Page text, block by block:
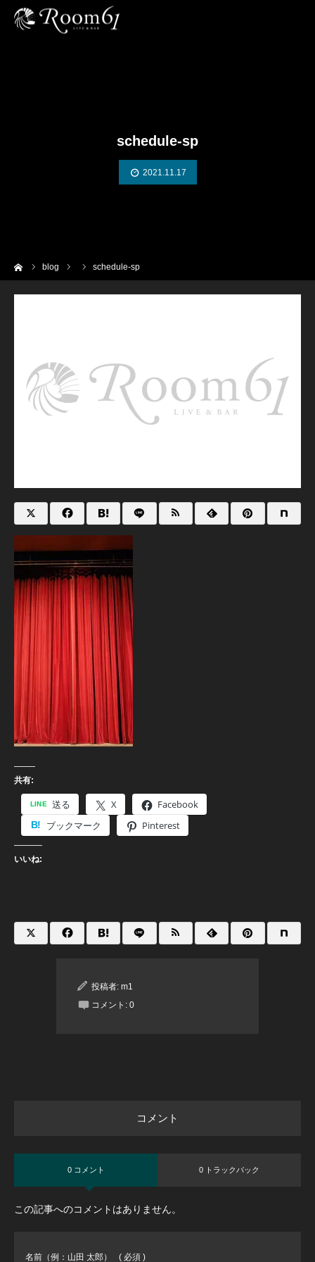
schedule-sp
2021.11.17
blog schedule-sp
共有:
送る X
Facebook
ブックマーク
Pinterest
いいね:
投稿者: m1
コメント: 0
コメント
0 コメント 0 トラックバック
この記事へのコメントはありません。
名前（例：山田 太郎） ( 必須 )